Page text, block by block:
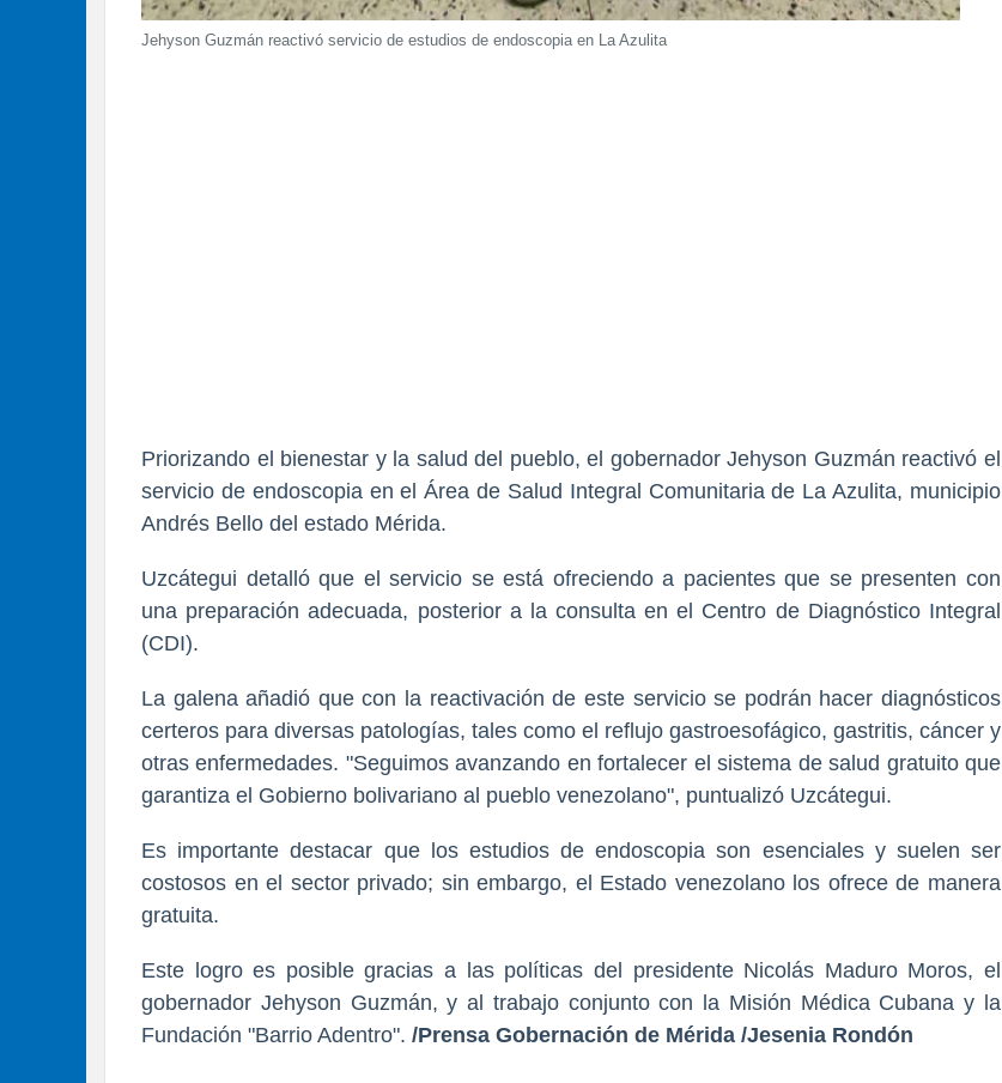
Jehyson Guzmán reactivó servicio de estudios de endoscopia en La Azulita
Priorizando el bienestar y la salud del pueblo, el gobernador Jehyson Guzmán reactivó el
servicio de endoscopia en el Área de Salud Integral Comunitaria de La Azulita, municipio
Andrés Bello del estado Mérida.
Uzcátegui detalló que el servicio se está ofreciendo a pacientes que se presenten con
una preparación adecuada, posterior a la consulta en el Centro de Diagnóstico Integral
(CDI).
La galena añadió que con la reactivación de este servicio se podrán hacer diagnósticos
certeros para diversas patologías, tales como el reflujo gastroesofágico, gastritis, cáncer y
otras enfermedades. "Seguimos avanzando en fortalecer el sistema de salud gratuito que
garantiza el Gobierno bolivariano al pueblo venezolano", puntualizó Uzcátegui.
Es importante destacar que los estudios de endoscopia son esenciales y suelen ser
costosos en el sector privado; sin embargo, el Estado venezolano los ofrece de manera
gratuita.
Este logro es posible gracias a las políticas del presidente Nicolás Maduro Moros, el
gobernador Jehyson Guzmán, y al trabajo conjunto con la Misión Médica Cubana y la
Fundación "Barrio Adentro". /Prensa Gobernación de Mérida /Jesenia Rondón